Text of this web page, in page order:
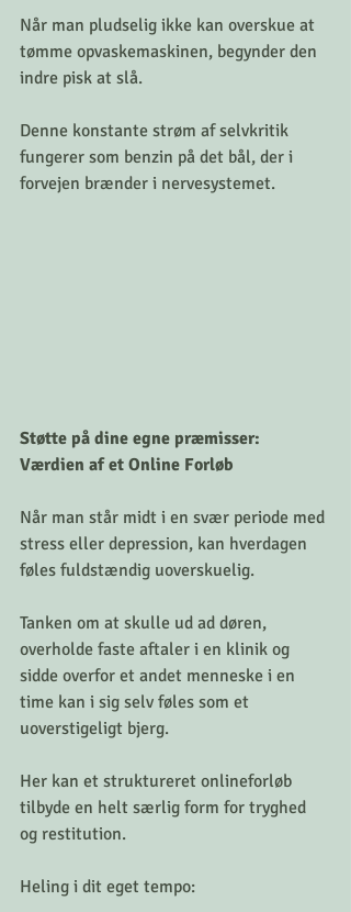
Når man pludselig ikke kan overskue at
tømme opvaskemaskinen, begynder den
indre pisk at slå.
Denne konstante strøm af selvkritik
fungerer som benzin på det bål, der i
forvejen brænder i nervesystemet.
Støtte på dine egne præmisser:
Værdien af et Online Forløb
Når man står midt i en svær periode med
stress eller depression, kan hverdagen
føles fuldstændig uoverskuelig.
Tanken om at skulle ud ad døren,
overholde faste aftaler i en klinik og
sidde overfor et andet menneske i en
time kan i sig selv føles som et
uoverstigeligt bjerg.
Her kan et struktureret onlineforløb
tilbyde en helt særlig form for tryghed
og restitution.
Heling i dit eget tempo: